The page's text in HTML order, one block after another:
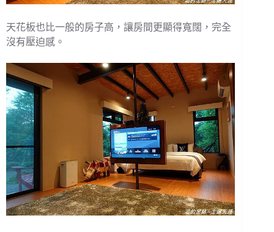
天花板也比一般的房子高，讓房間更顯得寬闊，完全
沒有壓迫感。